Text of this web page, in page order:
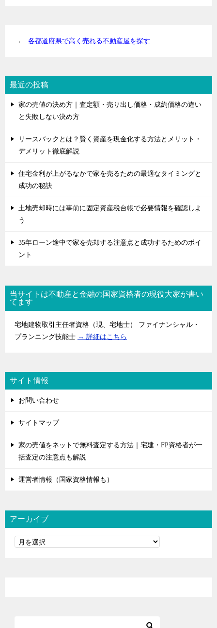
→ 各都道府県で高く売れる不動産屋を探す
最近の投稿
家の売値の決め方｜査定額・売り出し価格・成約価格の違い
と失敗しない決め方
リースバックとは？賢く資産を現金化する方法とメリット・
デメリット徹底解説
住宅金利が上がるなかで家を売るための最適なタイミングと
成功の秘訣
土地売却時には事前に固定資産税台帳で必要情報を確認しよ
う
35年ローン途中で家を売却する注意点と成功するためのポイ
ント
当サイトは不動産と金融の国家資格者の現役大家が書い
てます
宅地建物取引主任者資格（現、宅地士） ファイナンシャル・
プランニング技能士 → 詳細はこちら
サイト情報
お問い合わせ
サイトマップ
家の売値をネットで無料査定する方法｜宅建・FP資格者が一
括査定の注意点も解説
運営者情報（国家資格情報も）
アーカイブ